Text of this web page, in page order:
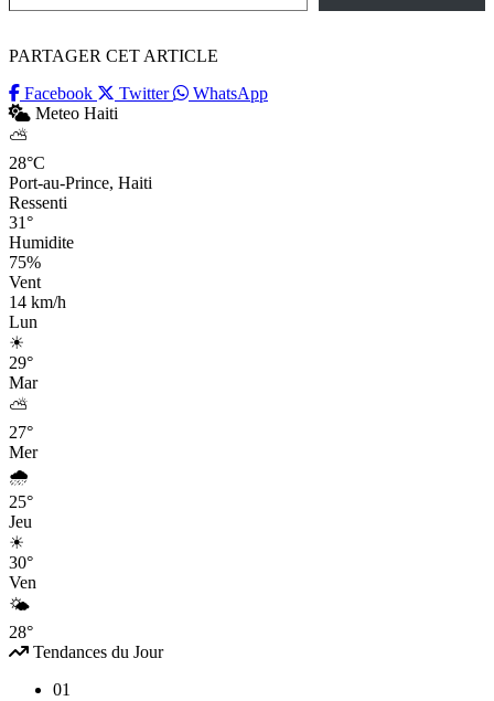
PARTAGER CET ARTICLE
Facebook
Twitter
WhatsApp
Meteo Haiti
⛅
28°C
Port-au-Prince, Haiti
Ressenti
31°
Humidite
75%
Vent
14 km/h
Lun
☀
29°
Mar
⛅
27°
Mer
🌧
25°
Jeu
☀
30°
Ven
🌤
28°
Tendances du Jour
01